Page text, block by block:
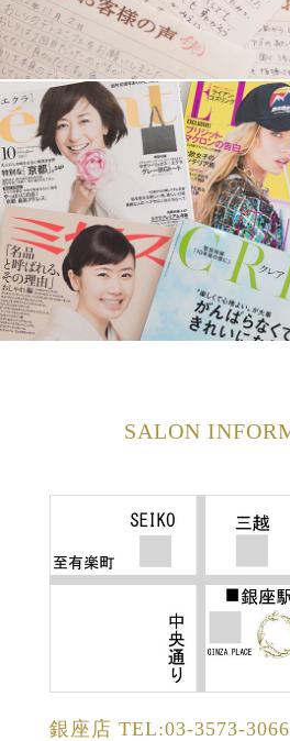
SALON
銀座店 TEL:03-3573-3066